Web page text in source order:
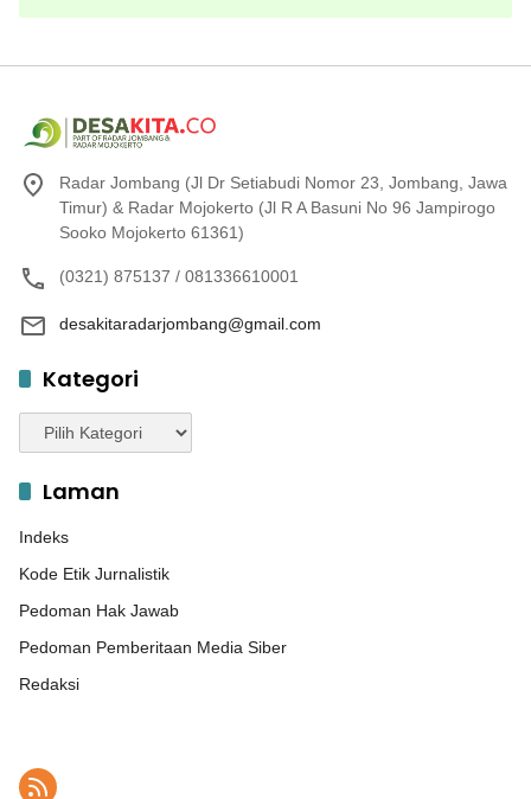
Radar Jombang (Jl Dr Setiabudi Nomor 23, Jombang, Jawa
Timur) & Radar Mojokerto (Jl R A Basuni No 96 Jampirogo
Sooko Mojokerto 61361)
(0321) 875137 / 081336610001
desakitaradarjombang@gmail.com
Kategori
Kategori
Laman
Indeks
Kode Etik Jurnalistik
Pedoman Hak Jawab
Pedoman Pemberitaan Media Siber
Redaksi